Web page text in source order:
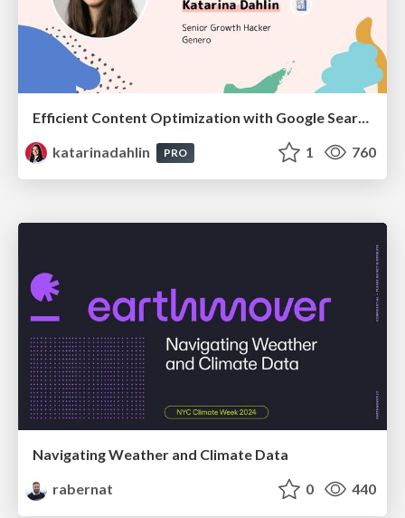
Efficient Content Optimization with Google Search Console & Apps Script
katarinadahlin
PRO 1 760
Navigating Weather and Climate Data
rabernat
0 440